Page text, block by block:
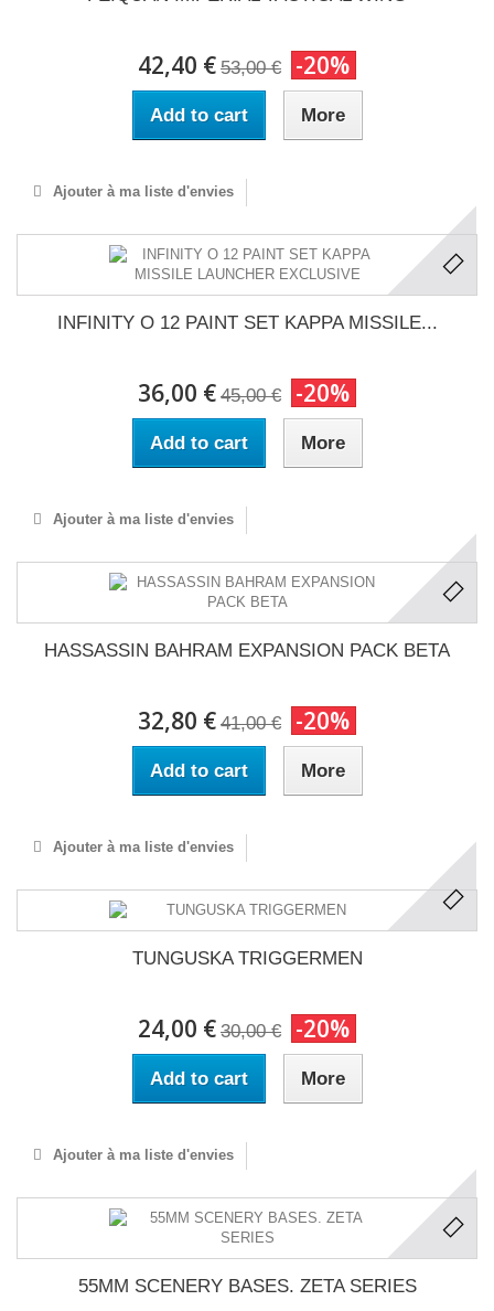
42,40 € 53,00 € -20%
Add to cart More
Ajouter à ma liste d'envies
INFINITY O 12 PAINT SET KAPPA MISSILE...
36,00 € 45,00 € -20%
Add to cart More
Ajouter à ma liste d'envies
HASSASSIN BAHRAM EXPANSION PACK BETA
32,80 € 41,00 € -20%
Add to cart More
Ajouter à ma liste d'envies
TUNGUSKA TRIGGERMEN
24,00 € 30,00 € -20%
Add to cart More
Ajouter à ma liste d'envies
55MM SCENERY BASES. ZETA SERIES